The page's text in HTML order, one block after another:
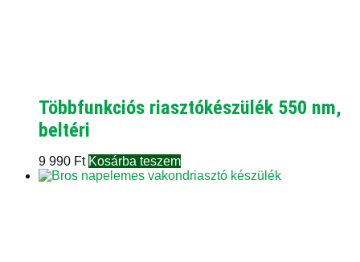
Többfunkciós riasztókészülék 550 nm,
beltéri
9 990 Ft Kosárba teszem